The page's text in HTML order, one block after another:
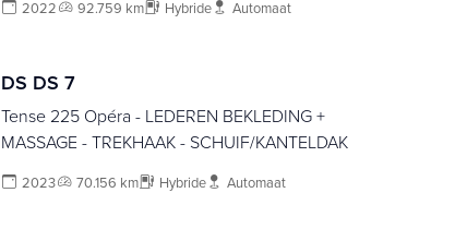
2022 92.759 km Hybride Automaat
DS DS 7
Tense 225 Opéra - LEDEREN BEKLEDING +
MASSAGE - TREKHAAK - SCHUIF/KANTELDAK
2023 70.156 km Hybride Automaat